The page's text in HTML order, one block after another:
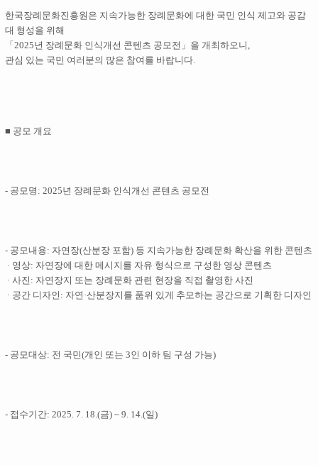
한국장례문화진흥원은 지속가능한 장례문화에 대한 국민 인식 제고와 공감
대 형성을 위해
「2025년 장례문화 인식개선 콘텐츠 공모전」을 개최하오니,
관심 있는 국민 여러분의 많은 참여를 바랍니다.
■ 공모 개요
- 공모명: 2025년 장례문화 인식개선 콘텐츠 공모전
- 공모내용: 자연장(산분장 포함) 등 지속가능한 장례문화 확산을 위한 콘텐츠
· 영상: 자연장에 대한 메시지를 자유 형식으로 구성한 영상 콘텐츠
· 사진: 자연장지 또는 장례문화 관련 현장을 직접 촬영한 사진
· 공간 디자인: 자연·산분장지를 품위 있게 추모하는 공간으로 기획한 디자인
- 공모대상: 전 국민(개인 또는 3인 이하 팀 구성 가능)
- 접수기간: 2025. 7. 18.(금) ~ 9. 14.(일)